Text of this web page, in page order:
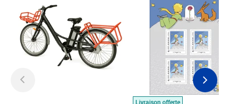
Livraison offerte